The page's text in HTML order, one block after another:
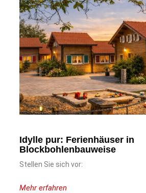
Idylle pur: Ferienhäuser in
Blockbohlenbauweise
Stellen Sie sich vor:
Mehr erfahren